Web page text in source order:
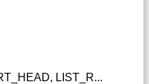
LIST_R...